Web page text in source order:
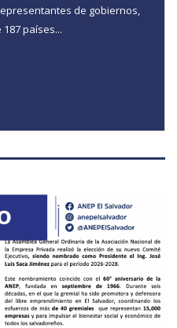
de gobiernos,
países...